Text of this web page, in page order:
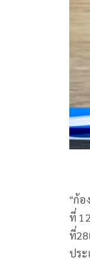
"ก้อ
ที่ 12
ที่
ปร